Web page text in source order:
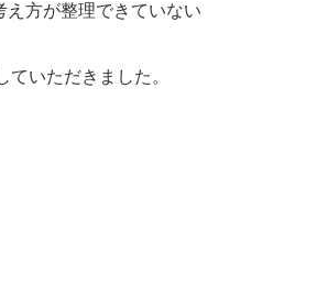
え方が整理できていない
ていただきました。